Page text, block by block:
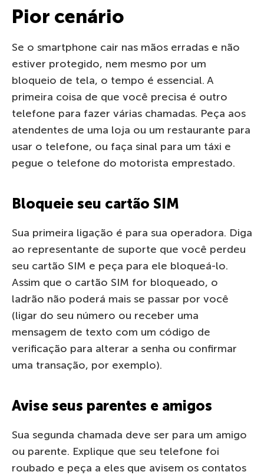
Pior cenário
Se o smartphone cair nas mãos erradas e não
estiver protegido, nem mesmo por um
bloqueio de tela, o tempo é essencial. A
primeira coisa de que você precisa é outro
telefone para fazer várias chamadas. Peça aos
atendentes de uma loja ou um restaurante para
usar o telefone, ou faça sinal para um táxi e
pegue o telefone do motorista emprestado.
Bloqueie seu cartão SIM
Sua primeira ligação é para sua operadora. Diga
ao representante de suporte que você perdeu
seu cartão SIM e peça para ele bloqueá-lo.
Assim que o cartão SIM for bloqueado, o
ladrão não poderá mais se passar por você
(ligar do seu número ou receber uma
mensagem de texto com um código de
verificação para alterar a senha ou confirmar
uma transação, por exemplo).
Avise seus parentes e amigos
Sua segunda chamada deve ser para um amigo
ou parente. Explique que seu telefone foi
roubado e peça a eles que avisem os contatos